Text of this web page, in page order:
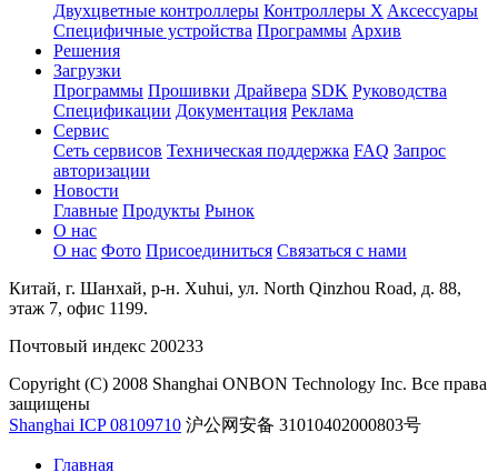
Двухцветные контроллеры Контроллеры X Aксессуары
Специфичные устройства Программы Архив
Решения
Загрузки
Программы Прошивки Драйвера SDK Руководства
Спецификации Документация Реклама
Сервис
Сеть сервисов Техническая поддержка FAQ Запрос
авторизации
Новости
Главные Продукты Рынок
О нас
О нас Фото Присоединиться Связаться с нами
Китай, г. Шанхай, р-н. Xuhui, ул. North Qinzhou Road, д. 88,
этаж 7, офис 1199.
Почтовый индекс 200233
Copyright (C) 2008 Shanghai ONBON Technology Inc. Все права
защищены
Shanghai ICP 08109710 沪公网安备 31010402000803号
Главная